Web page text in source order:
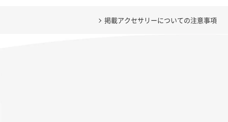
掲載アクセサリーについての注意事項